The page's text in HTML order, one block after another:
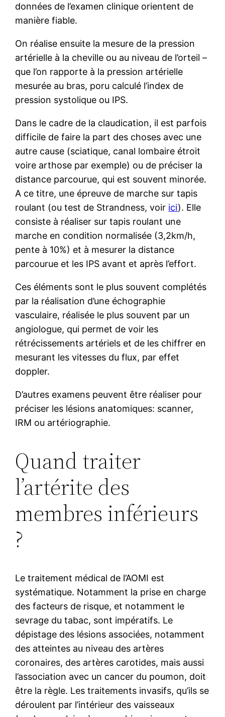
données de l’examen clinique orientent de
manière fiable.
On réalise ensuite la mesure de la pression
artérielle à la cheville ou au niveau de l’orteil –
que l’on rapporte à la pression artérielle
mesurée au bras, poru calculé l’index de
pression systolique ou IPS.
Dans le cadre de la claudication, il est parfois
difficile de faire la part des choses avec une
autre cause (sciatique, canal lombaire étroit
voire arthose par exemple) ou de préciser la
distance parcourue, qui est souvent minorée.
A ce titre, une épreuve de marche sur tapis
roulant (ou test de Strandness, voir ici). Elle
consiste à réaliser sur tapis roulant une
marche en condition normalisée (3,2km/h,
pente à 10%) et à mesurer la distance
parcourue et les IPS avant et après l’effort.
Ces éléments sont le plus souvent complétés
par la réalisation d’une échographie
vasculaire, réalisée le plus souvent par un
angiologue, qui permet de voir les
rétrécissements artériels et de les chiffrer en
mesurant les vitesses du flux, par effet
doppler.
D’autres examens peuvent être réaliser pour
préciser les lésions anatomiques: scanner,
IRM ou artériographie.
Quand traiter
l’artérite des
membres inférieurs
?
Le traitement médical de l’AOMI est
systématique. Notamment la prise en charge
des facteurs de risque, et notamment le
sevrage du tabac, sont impératifs. Le
dépistage des lésions associées, notamment
des atteintes au niveau des artères
coronaires, des artères carotides, mais aussi
l’association avec un cancer du poumon, doit
être la règle. Les traitements invasifs, qu’ils se
déroulent par l’intérieur des vaisseaux